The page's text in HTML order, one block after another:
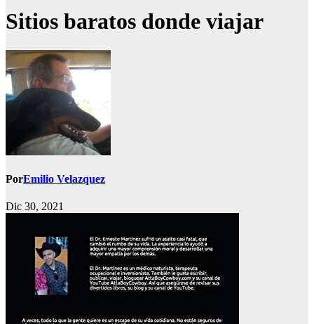
Sitios baratos donde viajar
PorEmilio Velazquez
Dic 30, 2021